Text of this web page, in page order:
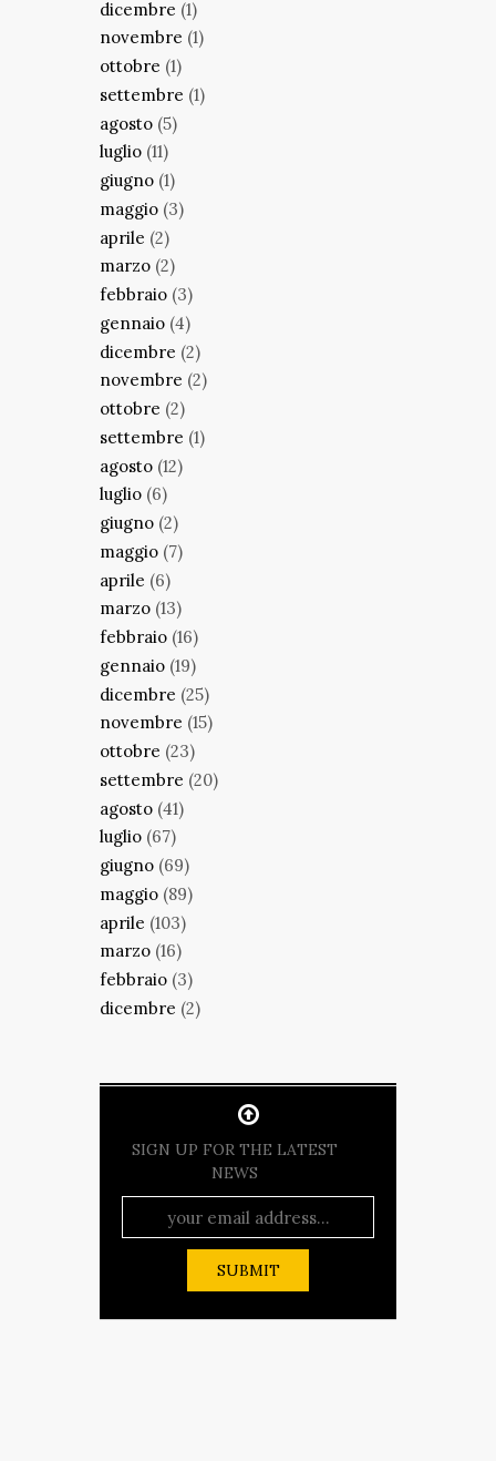
dicembre (1)
novembre (1)
ottobre (1)
settembre (1)
agosto (5)
luglio (11)
giugno (1)
maggio (3)
aprile (2)
marzo (2)
febbraio (3)
gennaio (4)
dicembre (2)
novembre (2)
ottobre (2)
settembre (1)
agosto (12)
luglio (6)
giugno (2)
maggio (7)
aprile (6)
marzo (13)
febbraio (16)
gennaio (19)
dicembre (25)
novembre (15)
ottobre (23)
settembre (20)
agosto (41)
luglio (67)
giugno (69)
maggio (89)
aprile (103)
marzo (16)
febbraio (3)
dicembre (2)
SIGN UP FOR THE LATEST
NEWS